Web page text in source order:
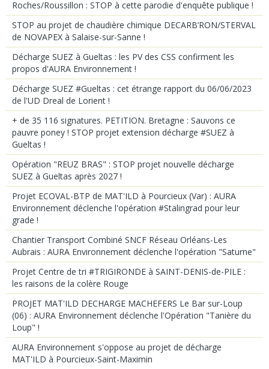
Roches/Roussillon : STOP à cette parodie d'enquête publique !
STOP au projet de chaudière chimique DECARB’RON/STERVAL
de NOVAPEX à Salaise-sur-Sanne !
Décharge SUEZ à Gueltas : les PV des CSS confirment les
propos d'AURA Environnement !
Décharge SUEZ #Gueltas : cet étrange rapport du 06/06/2023
de l'UD Dreal de Lorient !
+ de 35 116 signatures. PETITION. Bretagne : Sauvons ce
pauvre poney ! STOP projet extension décharge #SUEZ à
Gueltas !
Opération "REUZ BRAS" : STOP projet nouvelle décharge
SUEZ à Gueltas après 2027 !
Projet ECOVAL-BTP de MAT'ILD à Pourcieux (Var) : AURA
Environnement déclenche l'opération #Stalingrad pour leur
grade !
Chantier Transport Combiné SNCF Réseau Orléans-Les
Aubrais : AURA Environnement déclenche l'opération "Saturne"
Projet Centre de tri #TRIGIRONDE à SAINT-DENIS-de-PILE :
les raisons de la colère Rouge
PROJET MAT'ILD DECHARGE MACHEFERS Le Bar sur-Loup
(06) : AURA Environnement déclenche l'Opération "Tanière du
Loup" !
AURA Environnement s'oppose au projet de décharge
MAT'ILD à Pourcieux-Saint-Maximin